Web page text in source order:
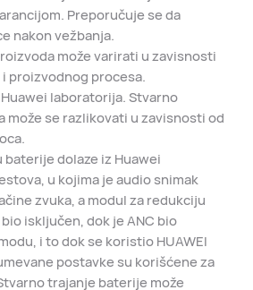
Preporučuje se da
nakon vežbanja.
može varirati u zavisnosti
proizvodnog procesa.
laboratorija. Stvarno
može se razlikovati u zavisnosti od
baterije dolaze iz Huawei
u kojima je audio snimak
zvuka, a modul za redukciju
isključen, dok je ANC bio
i to dok se koristio HUAWEI
postavke su korišćene za
trajanje baterije može